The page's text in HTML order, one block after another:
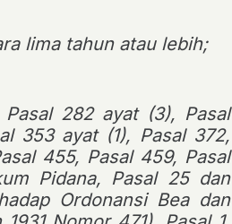
lima tahun atau lebih;
282 ayat (3), Pasal
353 ayat (1), Pasal 372,
455, Pasal 459, Pasal
Pidana, Pasal 25 dan
Ordonansi Bea dan